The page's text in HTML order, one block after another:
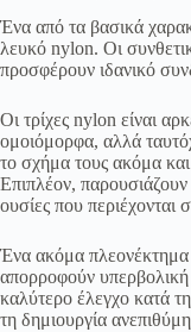
Ένα από τα βασικά
λευκό nylon. Οι
προσφέρουν ιδανικό
Οι τρίχες nylon είναι
ομοιόμορφα, αλλά
το σχήμα τους ακόμα
Επιπλέον,
ουσίες που περιέχονται
Ένα ακόμα πλεονέκτημα
απορροφούν
καλύτερο έλεγχο κατά
τη δημιουργία